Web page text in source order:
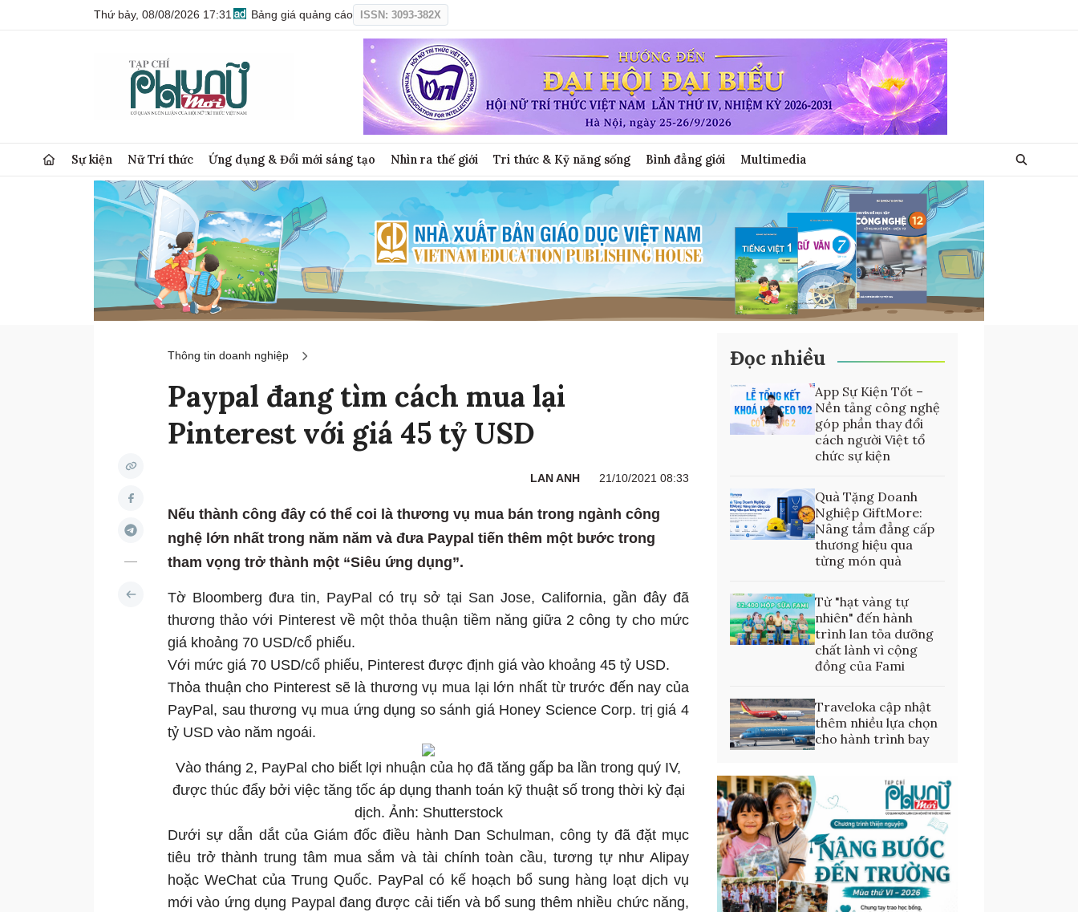
Thứ bảy, 08/08/2026 17:31 Bảng giá quảng cáo ISSN: 3093-382X
Sự kiện Nữ Trí thức Ứng dụng & Đổi mới sáng tạo Nhìn ra thế giới Tri thức & Kỹ năng sống Bình đẳng giới Multimedia
Thông tin doanh nghiệp
Paypal đang tìm cách mua lại
Pinterest với giá 45 tỷ USD
LAN ANH 21/10/2021 08:33
Nếu thành công đây có thể coi là thương vụ mua bán trong ngành công
nghệ lớn nhất trong năm năm và đưa Paypal tiến thêm một bước trong
tham vọng trở thành một “Siêu ứng dụng”.
Tờ Bloomberg đưa tin, PayPal có trụ sở tại San Jose, California, gần đây đã
thương thảo với Pinterest về một thỏa thuận tiềm năng giữa 2 công ty cho mức
giá khoảng 70 USD/cổ phiếu.
Với mức giá 70 USD/cổ phiếu, Pinterest được định giá vào khoảng 45 tỷ USD.
Thỏa thuận cho Pinterest sẽ là thương vụ mua lại lớn nhất từ ​​trước đến nay của
PayPal, sau thương vụ mua ứng dụng so sánh giá Honey Science Corp. trị giá 4
tỷ USD vào năm ngoái.
Vào tháng 2, PayPal cho biết lợi nhuận của họ đã tăng gấp ba lần trong quý IV,
được thúc đẩy bởi việc tăng tốc áp dụng thanh toán kỹ thuật số trong thời kỳ đại
dịch. Ảnh: Shutterstock
Dưới sự dẫn dắt của Giám đốc điều hành Dan Schulman, công ty đã đặt mục
tiêu trở thành trung tâm mua sắm và tài chính toàn cầu, tương tự như Alipay
hoặc WeChat của Trung Quốc. PayPal có kế hoạch bổ sung hàng loạt dịch vụ
mới vào ứng dụng Paypal đang được cải tiến và bổ sung thêm nhiều chức năng,
Đọc nhiều
App Sự Kiện Tốt –
Nền tảng công nghệ
góp phần thay đổi
cách người Việt tổ
chức sự kiện
Quà Tặng Doanh
Nghiệp GiftMore:
Nâng tầm đẳng cấp
thương hiệu qua
từng món quà
Từ "hạt vàng tự
nhiên" đến hành
trình lan tỏa dưỡng
chất lành vì cộng
đồng của Fami
Traveloka cập nhật
thêm nhiều lựa chọn
cho hành trình bay